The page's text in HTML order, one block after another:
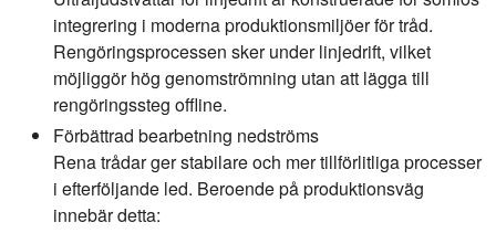
integrering i moderna produktionsmiljöer för tråd.
Rengöringsprocessen sker under linjedrift, vilket
möjliggör hög genomströmning utan att lägga till
rengöringssteg offline.
Förbättrad bearbetning nedströms
Rena trådar ger stabilare och mer tillförlitliga processer
i efterföljande led. Beroende på produktionsväg
innebär detta: